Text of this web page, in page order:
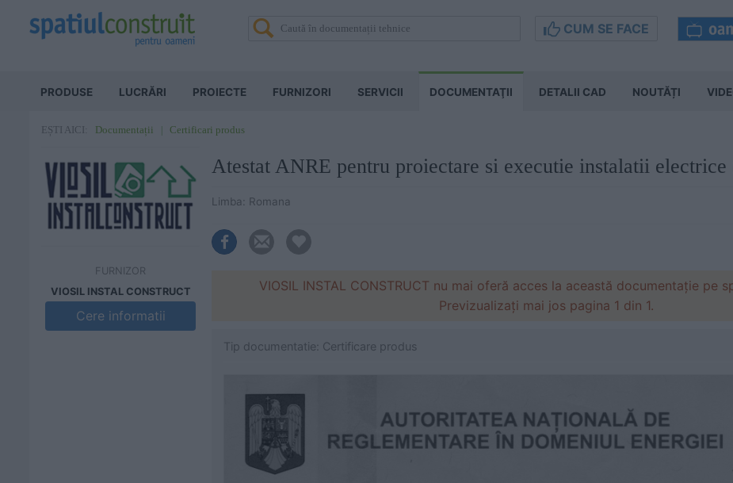
CUM SE FACE
PRODUSE LUCRĂRI PROIECTE FURNIZORI SERVICII DOCUMENTAŢII DETALII CAD NOUTĂȚI
EȘTI AICI: Documentații Certificari produs
FURNIZOR
VIOSIL INSTAL CONSTRUCT
Cere informatii
Atestat ANRE pentru proiectare si executie instalatii
Limba: Romana
VIOSIL INSTAL CONSTRUCT nu mai oferă acces la această documentație pe
Previzualizați mai jos pagina 1 din 1.
Tip documentatie: Certificare produs